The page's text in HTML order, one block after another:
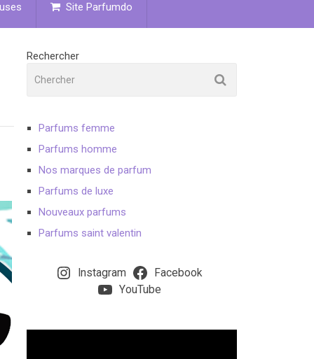
Site Parfumdo
Rechercher
Parfums femme
Parfums homme
Nos marques de parfum
Parfums de luxe
Nouveaux parfums
Parfums saint valentin
Instagram
Facebook
YouTube